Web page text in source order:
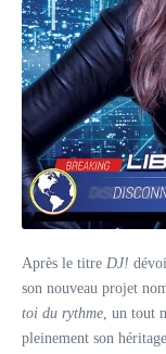
Après le titre DJ!
son nouveau projet
toi du rythme, un tout
pleinement son